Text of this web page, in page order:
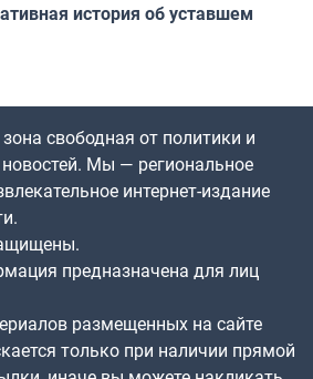
история об уставшем
свободная от политики и
Мы — региональное
интернет-издание
предназначена для лиц
размещенных на сайте
только при наличии прямой